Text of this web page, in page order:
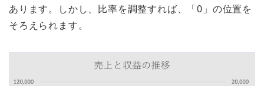
あります。しかし、比率を調整すれば、「0」の位置を
そろえられます。